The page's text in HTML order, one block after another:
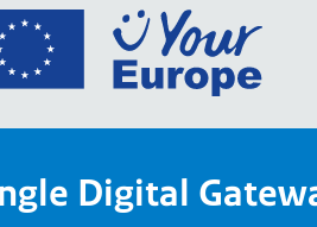
Ga
Your
Digital